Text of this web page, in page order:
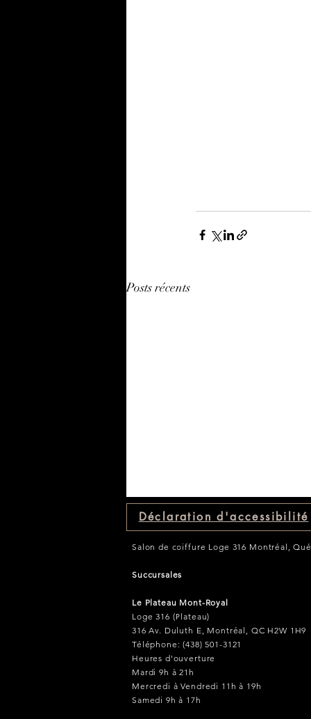
Posts récents
Découvrez notre nouveau
service de barbier sans
rendez-vous à la Loge 316
pour un look masculin
impeccable
Déclaration d'accessibilité
Salon de coiffure Loge 316 Montréal,
Succursales
Le Plateau Mont-Royal
Loge 316 (Plateau)
316 Av. Duluth E, Montréal, QC H2W 1H9
Téléphone: (438) 501-3121
Heures d'ouverture
Mardi 9h à 21h
Mercredi à Vendredi 11h à 19h
Samedi 9h à 17h